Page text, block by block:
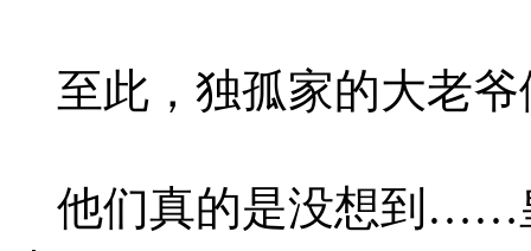
至此，独孤家的大老爷
他们真的是没想到……